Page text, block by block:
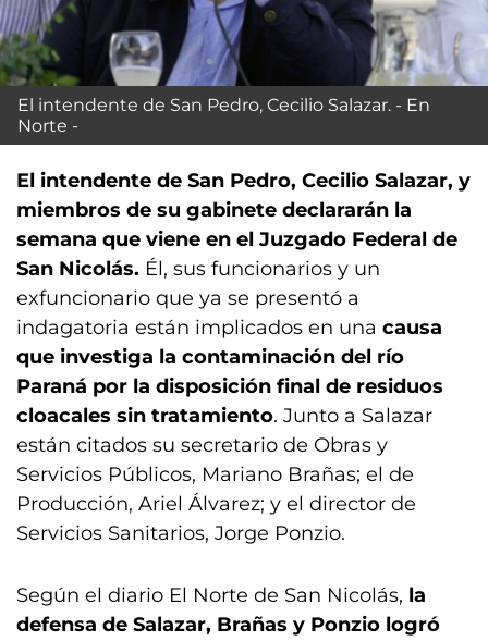
El intendente de San Pedro, Cecilio Salazar. - En
Norte -
El intendente de San Pedro, Cecilio Salazar, y
miembros de su gabinete declararán la
semana que viene en el Juzgado Federal de
San Nicolás. Él, sus funcionarios y un
exfuncionario que ya se presentó a
indagatoria están implicados en una causa
que investiga la contaminación del río
Paraná por la disposición final de residuos
cloacales sin tratamiento. Junto a Salazar
están citados su secretario de Obras y
Servicios Públicos, Mariano Brañas; el de
Producción, Ariel Álvarez; y el director de
Servicios Sanitarios, Jorge Ponzio.
Según el diario El Norte de San Nicolás, la
defensa de Salazar, Brañas y Ponzio logró